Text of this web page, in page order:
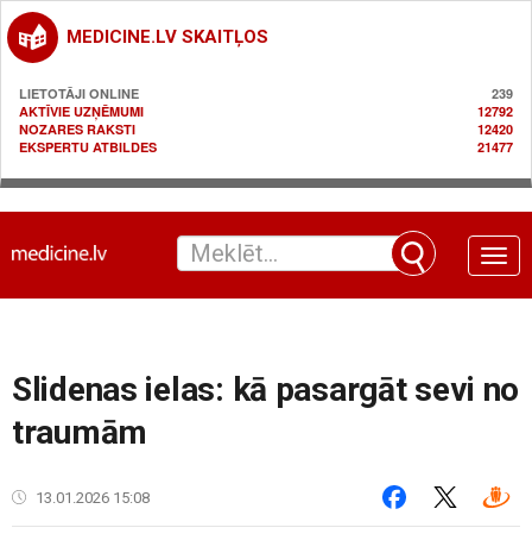
MEDICINE.LV SKAITĻOS
LIETOTĀJI ONLINE
239
AKTĪVIE UZŅĒMUMI
12792
NOZARES RAKSTI
12420
EKSPERTU ATBILDES
21477
Toggle
Slidenas ielas: kā pasargāt sevi no
traumām
13.01.2026 15:08